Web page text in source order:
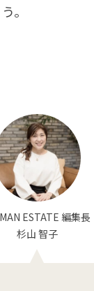
。
ESTATE 編集長
杉山 智子